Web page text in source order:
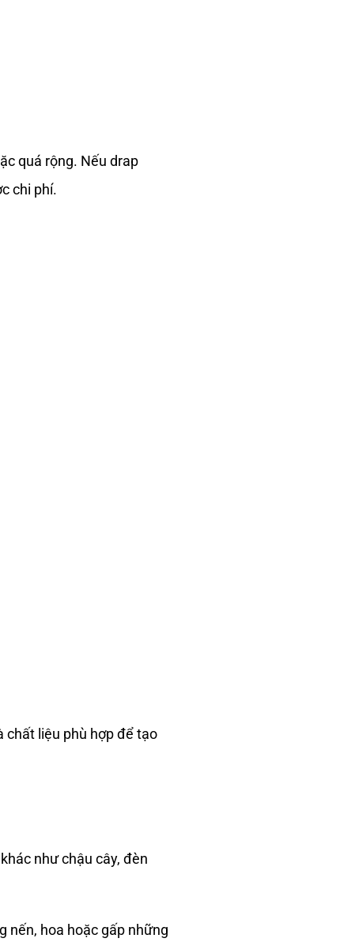
quá rộng. Nếu drap
chi phí.
chất liệu phù hợp để tạo
như chậu cây, đèn
nến, hoa hoặc gấp những